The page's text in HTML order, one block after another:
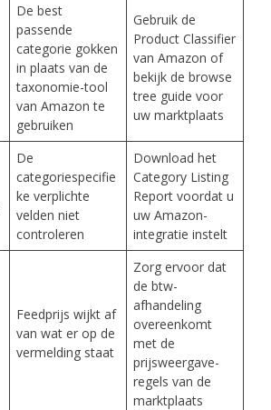
De best
passende
categorie gokken
in plaats van de
taxonomie-tool
van Amazon te
gebruiken
Gebruik de
Product Classifier
van Amazon of
bekijk de browse
tree guide voor
uw marktplaats
De
categoriespecifie
ke verplichte
velden niet
controleren
Download het
Category Listing
Report voordat u
uw Amazon-
integratie instelt
Feedprijs wijkt af
van wat er op de
vermelding staat
Zorg ervoor dat
de btw-
afhandeling
overeenkomt
met de
prijsweergave-
regels van de
marktplaats